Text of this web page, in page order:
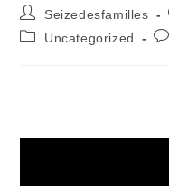
Seizedesfamilles
Uncategorized